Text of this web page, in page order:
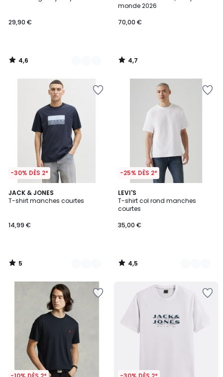
29,90 €
4,6
/
monde 2026
70,00 €
4,7
/
-30% DÈS 2*
JACK & JONES
T-shirt manches courtes
14,99 €
5
/
2
Couleurs
5
/
-25% DÈS 2*
LEVI'S
T-shirt col rond manches
courtes
35,00 €
4,5
/ 5
3
Couleurs
4,5
/